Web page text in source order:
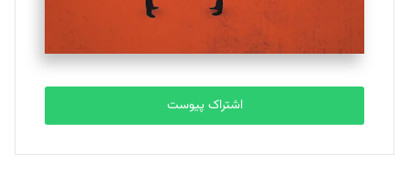
مصطفی مسجدی آرانی
تحریریه
بابک نقاش
تحریریه
اشتراک پیوست